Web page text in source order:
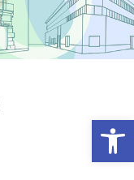
Abrir